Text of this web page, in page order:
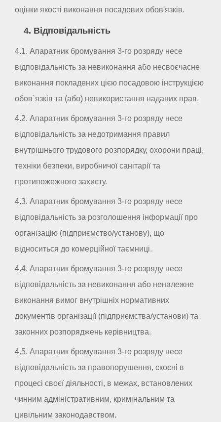
оцінки якості виконання посадових обов'язків.
4. Відповідальність
4.1. Апаратник бромування 3-го розряду несе
відповідальність за невиконання або несвоєчасне
виконання покладених цією посадовою інструкцією
обов`язків та (або) невикористання наданих прав.
4.2. Апаратник бромування 3-го розряду несе
відповідальність за недотримання правил
внутрішнього трудового розпорядку, охорони праці,
техніки безпеки, виробничої санітарії та
протипожежного захисту.
4.3. Апаратник бромування 3-го розряду несе
відповідальність за розголошення інформації про
організацію (підприємство/установу), що
відноситься до комерційної таємниці.
4.4. Апаратник бромування 3-го розряду несе
відповідальність за невиконання або неналежне
виконання вимог внутрішніх нормативних
документів організації (підприємства/установи) та
законних розпоряджень керівництва.
4.5. Апаратник бромування 3-го розряду несе
відповідальність за правопорушення, скоєні в
процесі своєї діяльності, в межах, встановлених
чинним адміністративним, кримінальним та
цивільним законодавством.